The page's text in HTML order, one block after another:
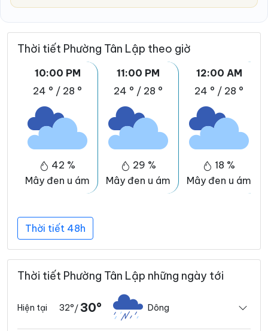
Thời tiết Phường Tân Lập theo giờ
10:00 PM
24 ° / 28 °
42 %
Mây đen u ám
11:00 PM
24 ° / 28 °
29 %
Mây đen u ám
12:00 AM
24 ° / 28 °
18 %
Mây đen u ám
Thời tiết 48h
Thời tiết Phường Tân Lập những ngày tới
Hiện tại 32°/ 30° Dông